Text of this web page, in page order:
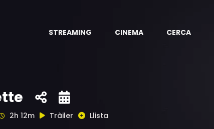
STREAMING CINEMA CERCA
2h 12m Tràiler Llista